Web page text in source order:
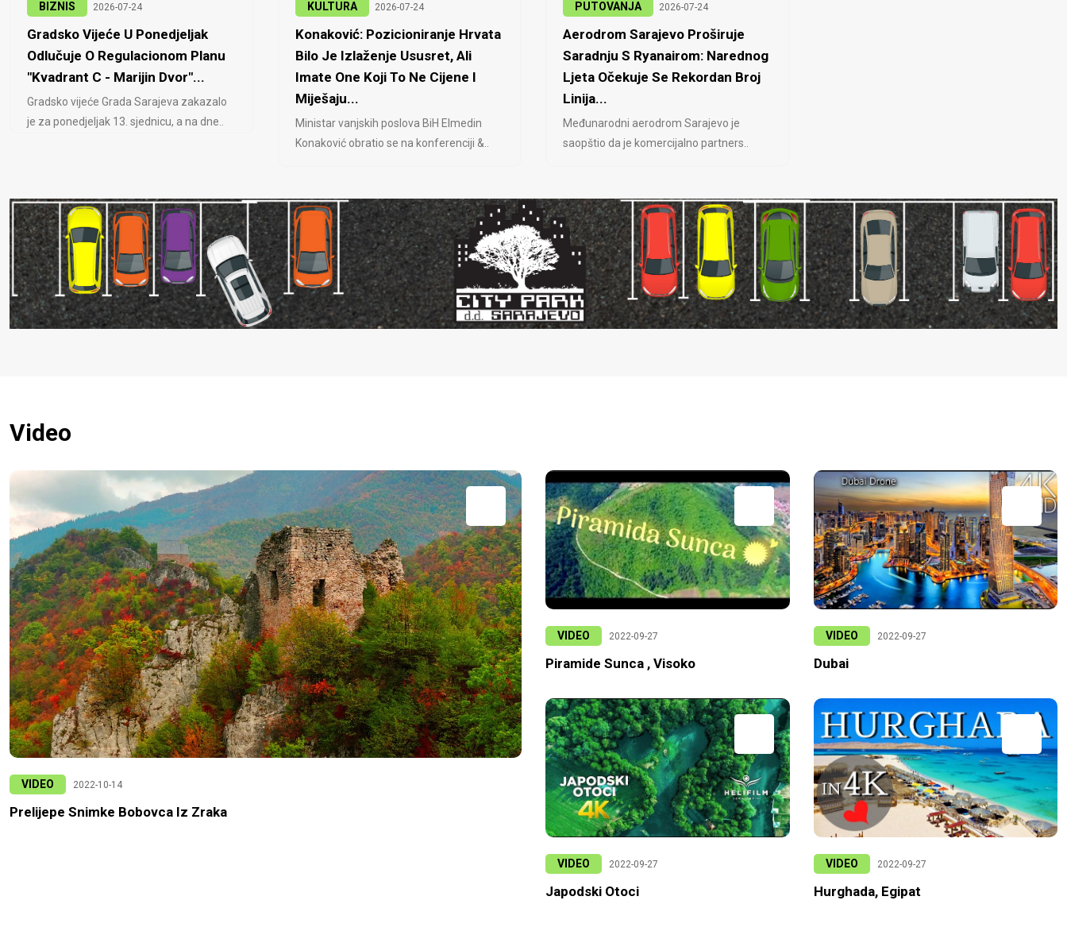
BIZNIS 2026-07-24
Gradsko Vijeće U Ponedjeljak
Odlučuje O Regulacionom Planu
"Kvadrant C - Marijin Dvor"...
Gradsko vijeće Grada Sarajeva zakazalo
je za ponedjeljak 13. sjednicu, a na dne..
KULTURA 2026-07-24
Konaković: Pozicioniranje Hrvata
Bilo Je Izlaženje Ususret, Ali
Imate One Koji To Ne Cijene I
Miješaju...
Ministar vanjskih poslova BiH Elmedin
Konaković obratio se na konferenciji &..
PUTOVANJA 2026-07-24
Aerodrom Sarajevo Proširuje
Saradnju S Ryanairom: Narednog
Ljeta Očekuje Se Rekordan Broj
Linija...
Međunarodni aerodrom Sarajevo je
saopštio da je komercijalno partners..
Video
VIDEO 2022-10-14
Prelijepe Snimke Bobovca Iz Zraka
VIDEO 2022-09-27
Piramide Sunca , Visoko
VIDEO 2022-09-27
Japodski Otoci
VIDEO 2022-09-27
Dubai
VIDEO 2022-09-27
Hurghada, Egipat